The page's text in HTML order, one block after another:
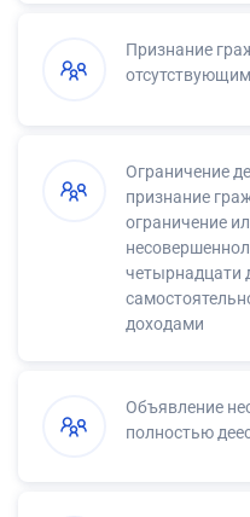
Признание
Ограничение
признание
ограничение
четырнадцати
доходами
Объявление
полностью